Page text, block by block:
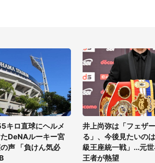
キロ直球にヘルメ
DeNAルーキー宮
声 「負けん気必
井上尚弥は「フェザ
る」、今後見たいの
級王座統一戦」...元
王者が熱望